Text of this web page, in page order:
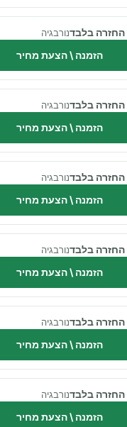
החזרה בלבדנורבגיה
הזמנה \ הצעת מחיר
החזרה בלבדנורבגיה
הזמנה \ הצעת מחיר
החזרה בלבדנורבגיה
הזמנה \ הצעת מחיר
החזרה בלבדנורבגיה
הזמנה \ הצעת מחיר
החזרה בלבדנורבגיה
הזמנה \ הצעת מחיר
החזרה בלבדנורבגיה
הזמנה \ הצעת מחיר